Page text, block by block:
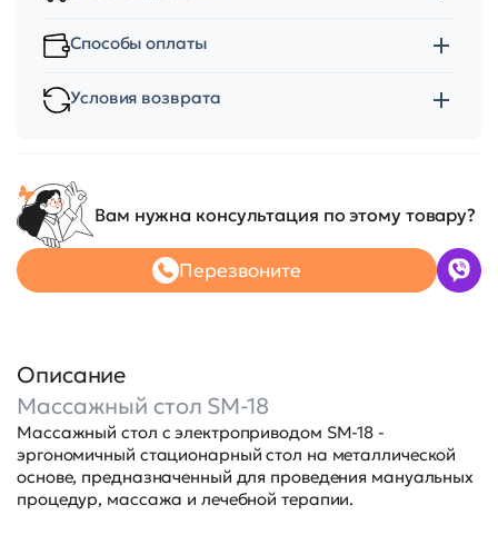
Способы оплаты
Условия возврата
Вам нужна консультация по этому товару?
Перезвоните
Описание
Массажный стол SM-18
Массажный стол с электроприводом SM-18 -
эргономичный стационарный стол на металлической
основе, предназначенный для проведения мануальных
процедур, массажа и лечебной терапии.